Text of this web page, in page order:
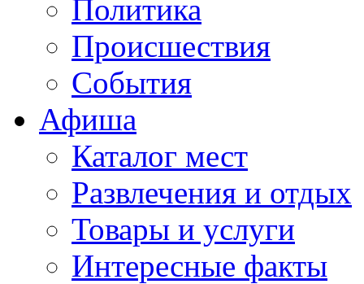
Политика
Происшествия
События
Афиша
Каталог мест
Развлечения и отдых
Товары и услуги
Интересные факты